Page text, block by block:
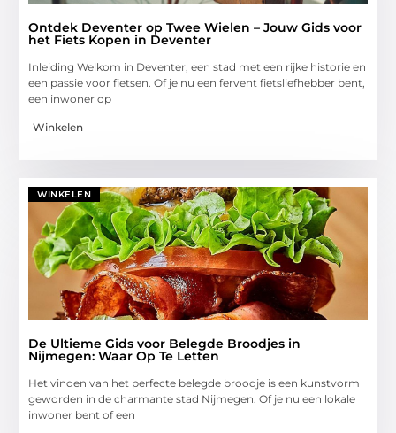
Ontdek Deventer op Twee Wielen – Jouw Gids voor
het Fiets Kopen in Deventer
Inleiding Welkom in Deventer, een stad met een rijke historie en
een passie voor fietsen. Of je nu een fervent fietsliefhebber bent,
een inwoner op
Winkelen
WINKELEN
De Ultieme Gids voor Belegde Broodjes in
Nijmegen: Waar Op Te Letten
Het vinden van het perfecte belegde broodje is een kunstvorm
geworden in de charmante stad Nijmegen. Of je nu een lokale
inwoner bent of een